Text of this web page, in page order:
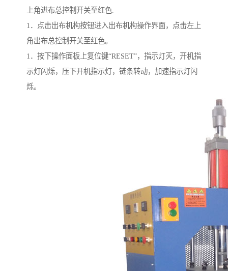
上角进布总控制开关至红色.
1．点击出布机构按钮进入出布机构操作界面，点击左上
角出布总控制开关至红色。
1．按下操作面板上复位键“RESET”，指示灯灭，开机指
示灯闪烁，压下开机指示灯，链条转动，加速指示灯闪
烁。